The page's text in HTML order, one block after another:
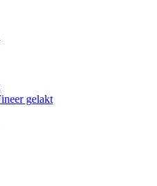
gelakt